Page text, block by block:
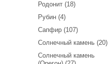
Родонит (18)
Рубин (4)
Сапфир (107)
Солнечный камень (20)
Солнечный камень